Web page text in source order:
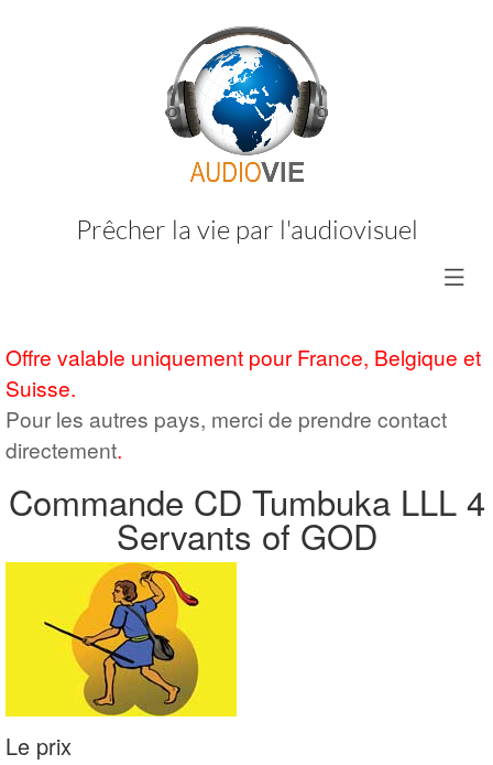
Prêcher la vie par l'audiovisuel
Offre valable uniquement pour France, Belgique et
Suisse.
Pour les autres pays, merci de prendre contact
directement.
Commande CD Tumbuka LLL 4
Servants of GOD
Le prix